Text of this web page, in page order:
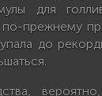
для
прежнему
до